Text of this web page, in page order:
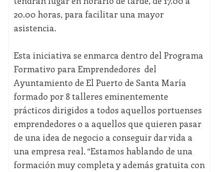
20.00 horas, para facilitar una mayor
asistencia.
Esta iniciativa se enmarca dentro del Programa
Formativo para Emprendedores del
Ayuntamiento de El Puerto de Santa María
formado por 8 talleres eminentemente
prácticos dirigidos a todos aquellos portuenses
emprendedores o a aquellos que quieren pasar
de una idea de negocio a conseguir dar vida a
una empresa real. “Estamos hablando de una
formación muy completa y además gratuita con